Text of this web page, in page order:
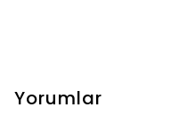
Yorumlar